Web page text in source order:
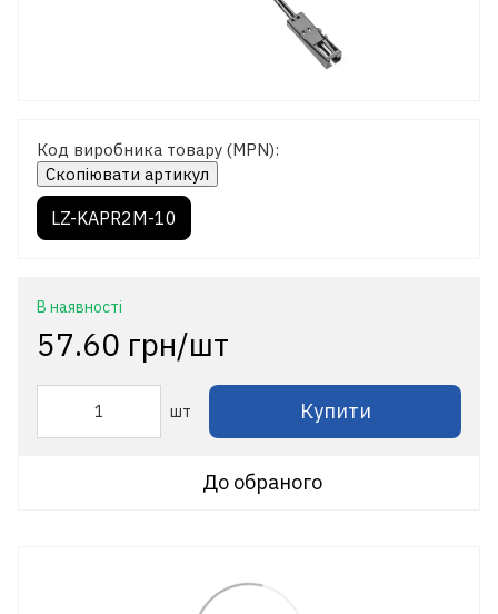
Код виробника товару (MPN):
Скопіювати артикул
LZ-KAPR2M-10
В наявності
57.60 грн/шт
шт Купити
До обраного